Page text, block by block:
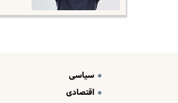
سیاسی
اقتصادی